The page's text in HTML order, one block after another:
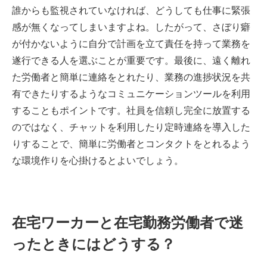
誰からも監視されていなければ、どうしても仕事に緊張
感が無くなってしまいますよね。したがって、さぼり癖
が付かないように自分で計画を立て責任を持って業務を
遂行できる人を選ぶことが重要です。最後に、遠く離れ
た労働者と簡単に連絡をとれたり、業務の進捗状況を共
有できたりするようなコミュニケーションツールを利用
することもポイントです。社員を信頼し完全に放置する
のではなく、チャットを利用したり定時連絡を導入した
りすることで、簡単に労働者とコンタクトをとれるよう
な環境作りを心掛けるとよいでしょう。
在宅ワーカーと在宅勤務労働者で迷
ったときにはどうする？